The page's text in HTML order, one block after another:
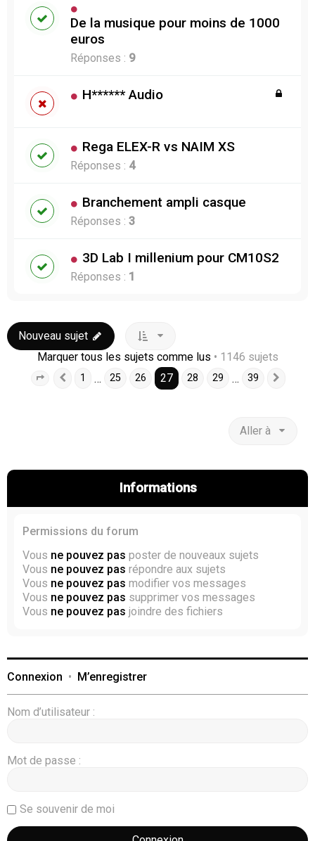
De la musique pour moins de 1000
euros
Réponses : 9
H****** Audio
Rega ELEX-R vs NAIM XS
Réponses : 4
Branchement ampli casque
Réponses : 3
3D Lab I millenium pour CM10S2
Réponses : 1
Nouveau sujet
Marquer tous les sujets comme lus • 1146 sujets
Page 27 sur 39
Précédente
1 … 25 26 27 28 29 … 39
Aller à
Informations
Permissions du forum
Vous ne pouvez pas poster de nouveaux sujets
Vous ne pouvez pas répondre aux sujets
Vous ne pouvez pas modifier vos messages
Vous ne pouvez pas supprimer vos messages
Vous ne pouvez pas joindre des fichiers
Connexion • M’enregistrer
Nom d’utilisateur :
Mot de passe :
Se souvenir de moi